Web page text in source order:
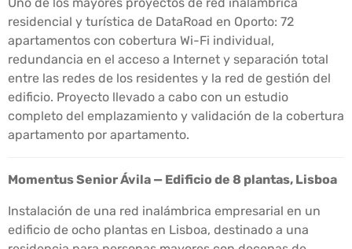
Uno de los mayores proyectos de red inalámbrica
residencial y turística de DataRoad en Oporto: 72
apartamentos con cobertura Wi-Fi individual,
redundancia en el acceso a Internet y separación total
entre las redes de los residentes y la red de gestión del
edificio. Proyecto llevado a cabo con un estudio
completo del emplazamiento y validación de la cobertura
apartamento por apartamento.
Momentus Senior Ávila — Edificio de 8 plantas, Lisboa
Instalación de una red inalámbrica empresarial en un
edificio de ocho plantas en Lisboa, destinado a una